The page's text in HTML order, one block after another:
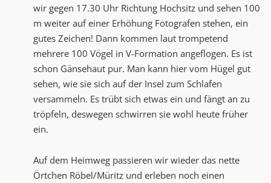
wir gegen 17.30 Uhr Richtung Hochsitz und sehen 100
m weiter auf einer Erhöhung Fotografen stehen, ein
gutes Zeichen! Dann kommen laut trompetend
mehrere 100 Vögel in V-Formation angeflogen. Es ist
schon Gänsehaut pur. Man kann hier vom Hügel gut
sehen, wie sie sich auf der Insel zum Schlafen
versammeln. Es trübt sich etwas ein und fängt an zu
tröpfeln, deswegen schwirren sie wohl heute früher
ein.
Auf dem Heimweg passieren wir wieder das nette
Örtchen Röbel/Müritz und erleben noch einen